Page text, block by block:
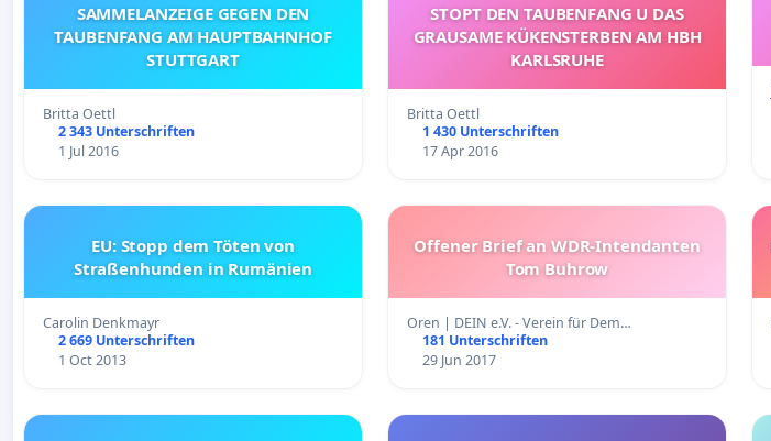
SAMMELANZEIGE GEGEN DEN
TAUBENFANG AM HAUPTBAHNHOF
STUTTGART
Britta Oettl
2 343 Unterschriften
1 Jul 2016
STOPT DEN TAUBENFANG U DAS
GRAUSAME KÜKENSTERBEN AM HBH
KARLSRUHE
Britta Oettl
1 430 Unterschriften
17 Apr 2016
EU: Stopp dem Töten von
Straßenhunden in Rumänien
Carolin Denkmayr
2 669 Unterschriften
1 Oct 2013
Offener Brief an WDR-Intendanten
Tom Buhrow
Oren | DEIN e.V. - Verein für Dem…
181 Unterschriften
29 Jun 2017